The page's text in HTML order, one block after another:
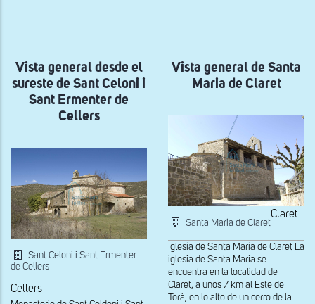
navegación
Vista general desde el
sureste de Sant Celoni i
Sant Ermenter de
Cellers
Sant Celoni i Sant Ermenter
de Cellers
Cellers
Vista general de Santa
Maria de Claret
Santa Maria de Claret
Claret
Iglesia de Santa Maria de Claret La
iglesia de Santa María se
encuentra en la localidad de
Claret, a unos 7 km al Este de
Torà, en lo alto de un cerro de la